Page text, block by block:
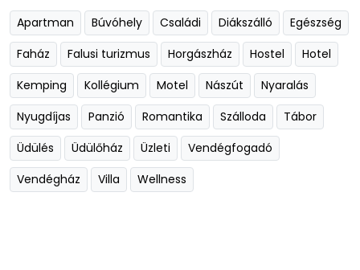
Apartman Búvóhely Családi Diákszálló
Egészség
Faház
Falusi turizmus Horgászház Hostel
Hotel
Kemping
Kollégium Motel Nászút
Nyaralás
Nyugdíjas
Panzió Romantika Szálloda
Tábor
Üdülés
Üdülőház Üzleti
Vendégfogadó
Vendégház
Villa Wellness